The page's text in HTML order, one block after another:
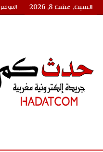
السبت, غشت 8, 2026 الموقع